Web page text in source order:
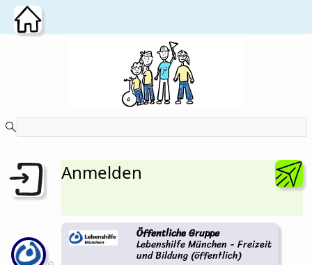
Zum Hauptinhalt wechseln
Anmelden
Öffentliche Gruppe
Lebenshilfe München - Freizeit
und Bildung (öffentlich)